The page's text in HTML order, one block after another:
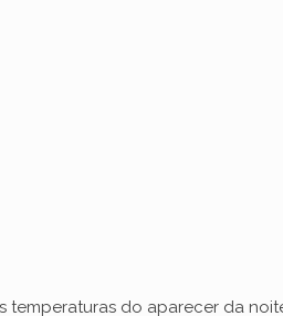
temperaturas do aparecer da